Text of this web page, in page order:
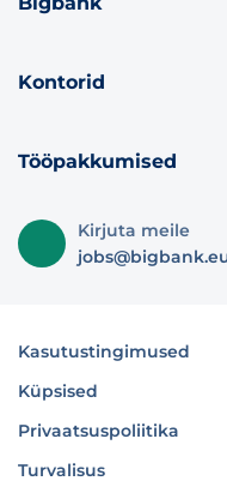
Kontorid
Tööpakkumised
Kirjuta meile
Kasutustingimused
Küpsised
Privaatsuspoliitika
Turvalisus